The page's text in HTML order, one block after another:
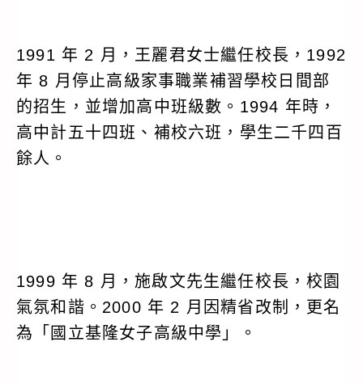
1991 年 2 月，王麗君女士繼任校長，1992
年 8 月停止高級家事職業補習學校日間部
的招生，並增加高中班級數。1994 年時，
高中計五十四班、補校六班，學生二千四百
餘人。
1999 年 8 月，施啟文先生繼任校長，校園
氣氛和諧。2000 年 2 月因精省改制，更名
為「國立基隆女子高級中學」。